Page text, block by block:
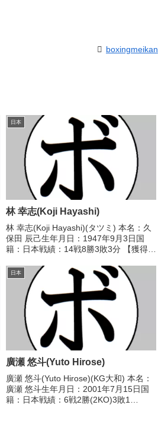
boxingmeikan
日本
林 幸志(Koji Hayashi)
林 幸志(Koji Hayashi)(タツミ) 本名：久
保田 辰己生年月日：1947年9月3日国
籍：日本戦績：14戦8勝3敗3分 【獲得タ
○4R判定 (採点不明) 野口 安男(木
村)1967/03...
日本
廣瀬 悠斗(Yuto Hirose)
廣瀬 悠斗(Yuto Hirose)(KG大和) 本名：
廣瀬 悠斗生年月日：2001年7月15日国
籍：日本戦績：6戦2勝(2KO)3敗1